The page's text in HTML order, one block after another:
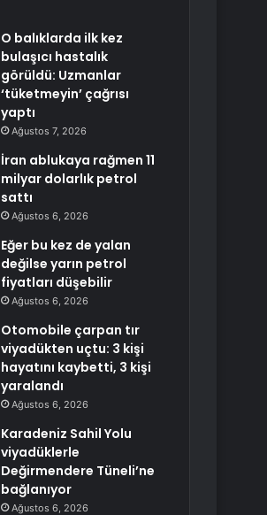
O balıklarda ilk kez
bulaşıcı hastalık
görüldü: Uzmanlar
‘tüketmeyin’ çağrısı
yaptı
Ağustos 7, 2026
İran ablukaya rağmen 11
milyar dolarlık petrol
sattı
Ağustos 6, 2026
Eğer bu kez de yalan
değilse yarın petrol
fiyatları düşebilir
Ağustos 6, 2026
Otomobile çarpan tır
viyadükten uçtu: 3 kişi
hayatını kaybetti, 3 kişi
yaralandı
Ağustos 6, 2026
Karadeniz Sahil Yolu
viyadüklerle
Değirmendere Tüneli’ne
bağlanıyor
Ağustos 6, 2026